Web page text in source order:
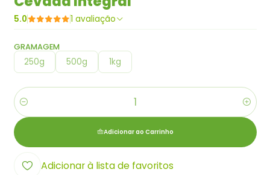
5.0 1 avaliação
GRAMAGEM
250g 500g 1kg
Quantidade
Adicionar ao Carrinho
Adicionar à lista de favoritos